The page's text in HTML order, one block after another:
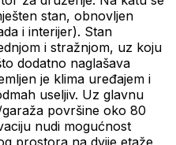
stan, obnovljen
i interijer). Stan
i stražnjom, uz koju
dodatno naglašava
je klima uređajem i
useljiv. Uz glavnu
površine oko 80
nudi mogućnost